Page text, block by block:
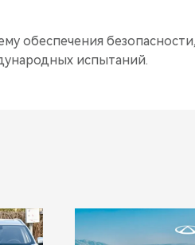
обеспечения безопасности,
испытаний.